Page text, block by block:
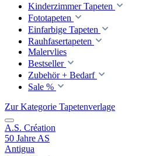
Kinderzimmer Tapeten
Fototapeten
Einfarbige Tapeten
Rauhfasertapeten
Malervlies
Bestseller
Zubehör + Bedarf
Sale %
Zur Kategorie Tapetenverlage
A.S. Création
50 Jahre AS
Antigua